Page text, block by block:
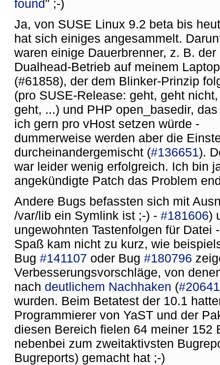
found" ;-)
Ja, von SUSE Linux 9.2 beta bis
hat sich einiges angesammelt.
waren einige Dauerbrenner, z. B. der
Dualhead-Betrieb auf meinem Laptop
(#61858), der dem Blinker-Prinzip
(pro SUSE-Release: geht, geht nicht,
geht, ...) und PHP open_basedir, das
ich gern pro vHost setzen würde -
dummerweise werden aber die
durcheinandergemischt (#136651).
war leider wenig erfolgreich. Ich bin
angekündigte Patch das Problem
Andere Bugs befassten sich mit
/var/lib ein Symlink ist ;-) - #181606)
ungewohnten Tastenfolgen für Datei
Spaß kam nicht zu kurz, wie
Bug #141107 oder Bug #180796
Verbesserungsvorschläge, von
nach deutlichem Nachhaken (
wurden. Beim Betatest der 10.1
Programmierer von YaST und der
diesen Bereich fielen 64 meiner 152
nebenbei zum zweitaktivsten
Bugreports) gemacht hat ;-)